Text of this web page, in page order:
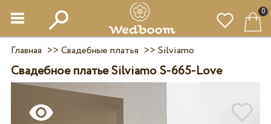
0
Главная >> Свадебные платья >> Silviamo
Свадебное платье Silviamo S-665-Love